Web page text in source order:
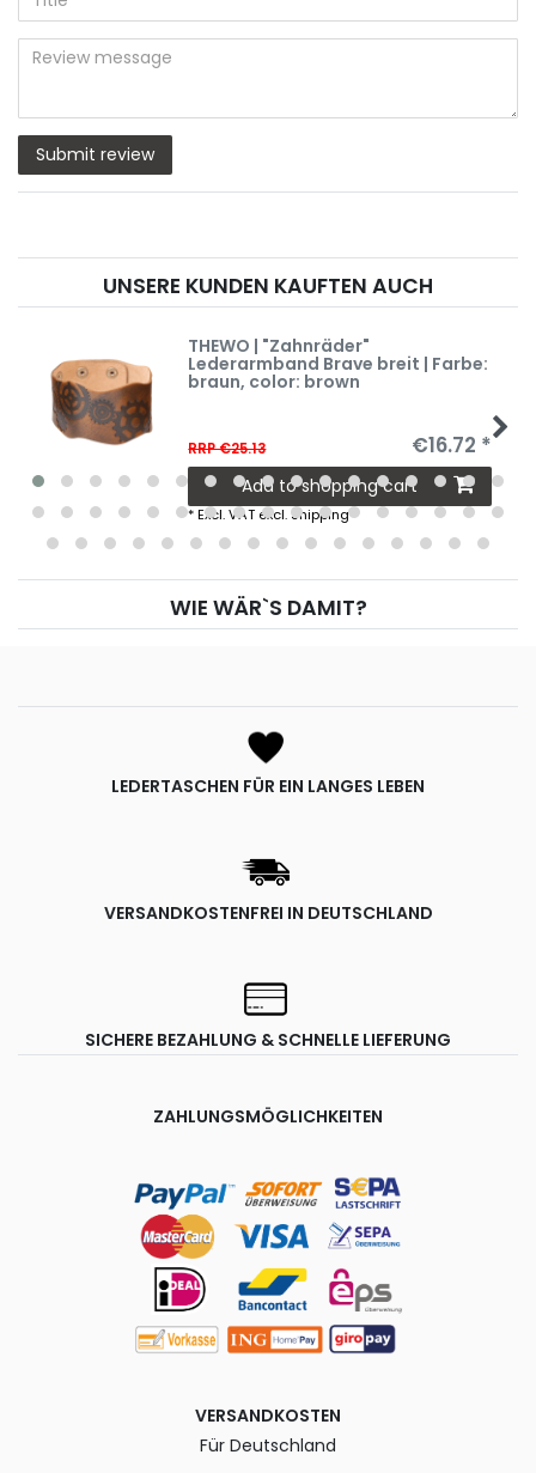
star
star
star
rating
star
rating
star
rating
(optional)
message
Submit review
UNSERE KUNDEN KAUFTEN AUCH
THEWO | "Zahnräder"
Lederarmband Brave breit | Farbe:
braun, color: brown
RRP €25.13 €16.72 *
Add to shopping cart
*Excl. VAT excl.Shipping
WIE WÄR`S DAMIT?
LEDERTASCHEN FÜR EIN LANGES LEBEN
VERSANDKOSTENFREI IN DEUTSCHLAND
SICHERE BEZAHLUNG & SCHNELLE LIEFERUNG
ZAHLUNGSMÖGLICHKEITEN
VERSANDKOSTEN
Für Deutschland